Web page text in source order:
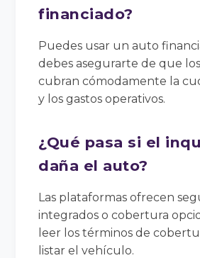
financiado?
Puedes usar un auto
debes asegurarte de que
cubran cómodamente la
y los gastos operativos.
¿Qué pasa si el
daña el auto?
Las plataformas ofrecen
integrados o cobertura
leer los términos de
listar el vehículo.